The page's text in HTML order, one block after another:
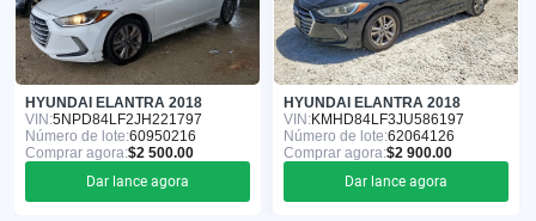
HYUNDAI ELANTRA 2018
VIN:5NPD84LF2JH221797
Número de lote:60950216
Comprar agora:$2 500.00
Dar lance agora
HYUNDAI ELANTRA 2018
VIN:KMHD84LF3JU586197
Número de lote:62064126
Comprar agora:$2 900.00
Dar lance agora